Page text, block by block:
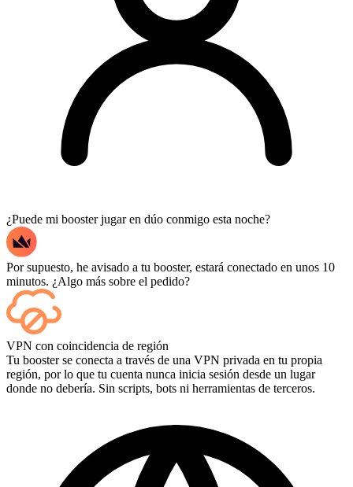
¿Puede mi booster jugar en dúo conmigo esta noche?
Por supuesto, he avisado a tu booster, estará conectado en unos 10
minutos. ¿Algo más sobre el pedido?
Sí, cada partida aparece en tu panel de control a medida que termina,
y si quieres ver las partidas en sí, añade Streaming al finalizar la
compra.
VPN con coincidencia de región
Tu booster se conecta a través de una VPN privada en tu propia
región, por lo que tu cuenta nunca inicia sesión desde un lugar
donde no debería. Sin scripts, bots ni herramientas de terceros.